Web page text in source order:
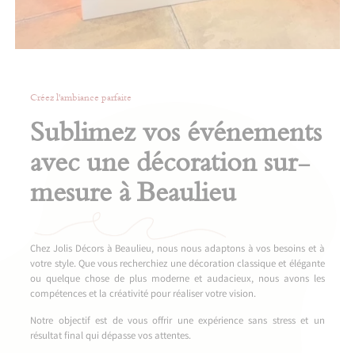
Créez l'ambiance parfaite
Sublimez vos événements
avec une décoration sur-
mesure à Beaulieu
Chez Jolis Décors à Beaulieu, nous nous adaptons à vos besoins et à
votre style. Que vous recherchiez une décoration classique et élégante
ou quelque chose de plus moderne et audacieux, nous avons les
compétences et la créativité pour réaliser votre vision.
Notre objectif est de vous offrir une expérience sans stress et un
résultat final qui dépasse vos attentes.